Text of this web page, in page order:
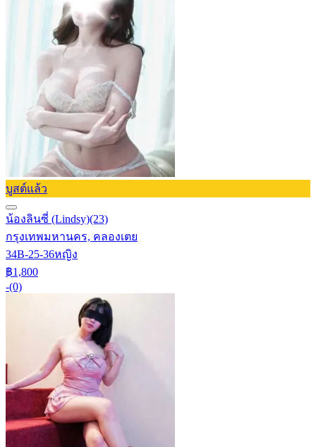
บูสต์แล้ว
น้องลินซี่ (Lindsy)(23)
กรุงเทพมหานคร, คลองเตย
34B-25-36หญิง
฿1,800
-(0)